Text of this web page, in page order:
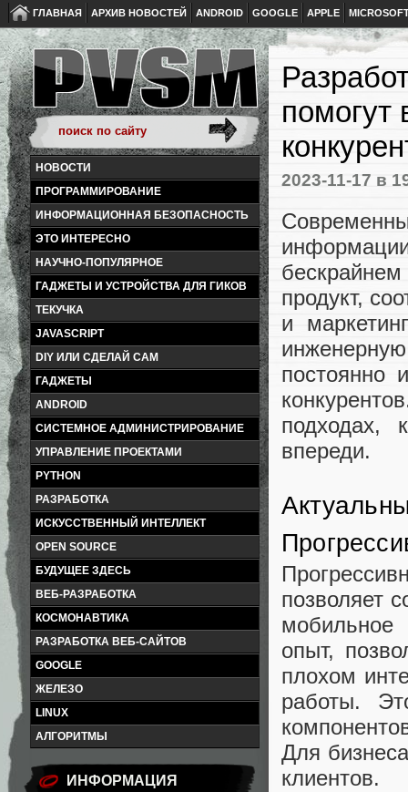
ГЛАВНАЯ АРХИВ НОВОСТЕЙ ANDROID GOOGLE APPLE
НОВОСТИ
ПРОГРАММИРОВАНИЕ
ИНФОРМАЦИОННАЯ БЕЗОПАСНОСТЬ
ЭТО ИНТЕРЕСНО
НАУЧНО-ПОПУЛЯРНОЕ
ГАДЖЕТЫ И УСТРОЙСТВА ДЛЯ ГИКОВ
ТЕКУЧКА
JAVASCRIPT
DIY ИЛИ СДЕЛАЙ САМ
ГАДЖЕТЫ
ANDROID
СИСТЕМНОЕ АДМИНИСТРИРОВАНИЕ
УПРАВЛЕНИЕ ПРОЕКТАМИ
PYTHON
РАЗРАБОТКА
ИСКУССТВЕННЫЙ ИНТЕЛЛЕКТ
OPEN SOURCE
БУДУЩЕЕ ЗДЕСЬ
ВЕБ-РАЗРАБОТКА
КОСМОНАВТИКА
РАЗРАБОТКА ВЕБ-САЙТОВ
GOOGLE
ЖЕЛЕЗО
LINUX
АЛГОРИТМЫ
ИНФОРМАЦИЯ
2023-11-17 в
продукт,
и
постоянно
подходах,
впереди.
позволяет
мобильное
опыт,
плохом
работы.
Для
клиентов.